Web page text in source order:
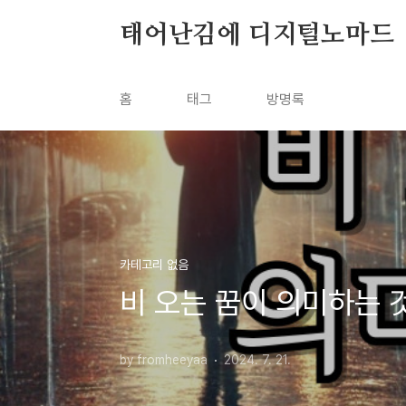
태어난김에 디지털노마드
홈 태그 방명록
카테고리 없음
비 오는 꿈이 의미하는
by fromheeyaa 2024. 7. 21.